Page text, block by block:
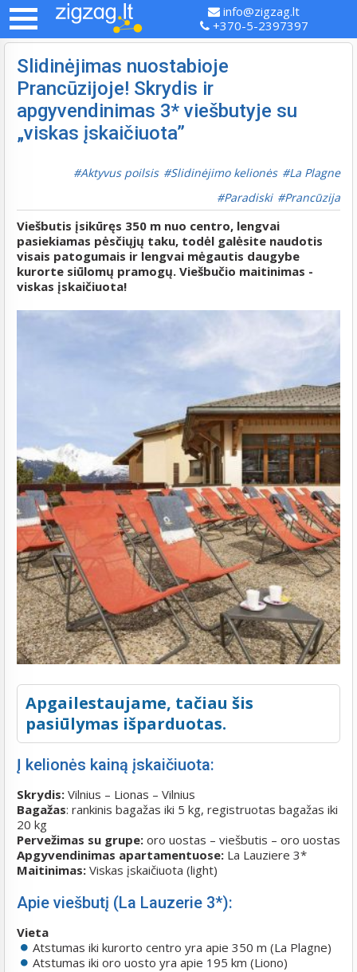
info@zigzag.lt
+370-5-2397397
Slidinėjimas nuostabioje
Prancūzijoje! Skrydis ir
apgyvendinimas 3* viešbutyje su
„viskas įskaičiuota”
Aktyvus poilsis Slidinėjimo kelionės
La Plagne
Paradiski
Prancūzija
Viešbutis įsikūręs 350 m nuo centro, lengvai
pasiekiamas pėsčiųjų taku, todėl galėsite naudotis
visais patogumais ir lengvai mėgautis daugybe
kurorte siūlomų pramogų. Viešbučio maitinimas -
viskas įskaičiuota!
Apgailestaujame, tačiau šis
pasiūlymas išparduotas.
Į kelionės kainą įskaičiuota:
Skrydis: Vilnius – Lionas – Vilnius
Bagažas: rankinis bagažas iki 5 kg, registruotas bagažas iki
20 kg
Pervežimas su grupe: oro uostas – viešbutis – oro uostas
Apgyvendinimas apartamentuose: La Lauziere 3*
Maitinimas: Viskas įskaičiuota (light)
Apie viešbutį (La Lauzerie 3*):
Vieta
Atstumas iki kurorto centro yra apie 350 m (La Plagne)
Atstumas iki oro uosto yra apie 195 km (Liono)